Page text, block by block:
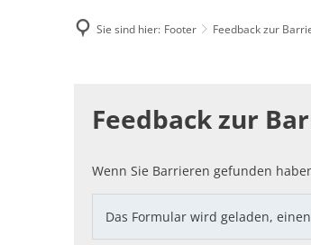
Sie sind hier: Footer Feedback zur
Barrierefreiheit
Feedback zur
Wenn Sie Barrieren gefunden
Das Formular wird geladen,